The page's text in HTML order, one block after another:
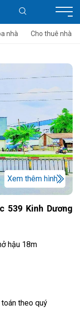
nhà Cho thuê nhà
Xem thêm hình
539 Kinh Dương
hậu 18m
toán theo quý